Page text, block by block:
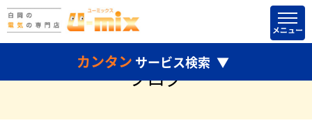
カンタン サービス検索
ブログ